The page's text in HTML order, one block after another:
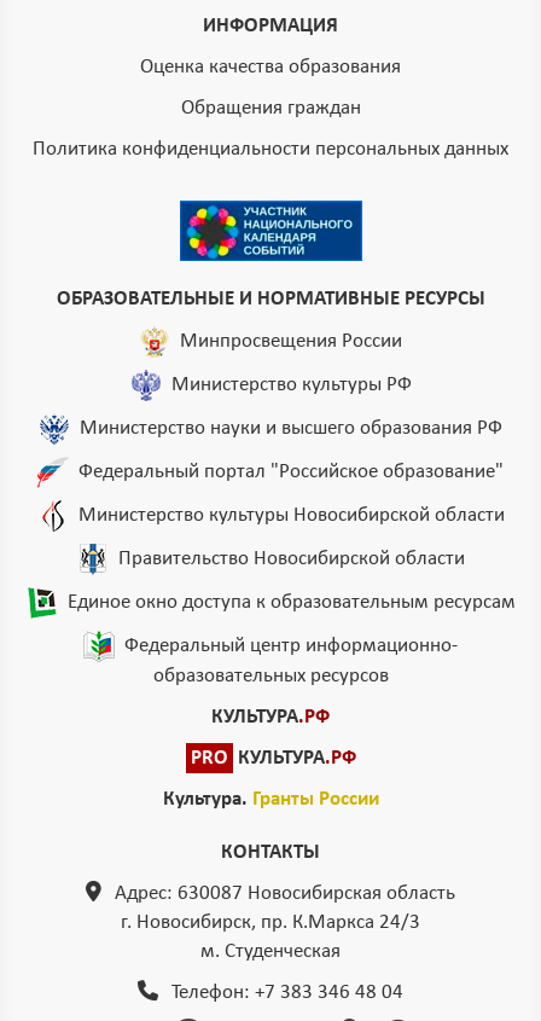
ИНФОРМАЦИЯ
Оценка качества образования
Обращения граждан
Политика конфиденциальности персональных данных
ОБРАЗОВАТЕЛЬНЫЕ И НОРМАТИВНЫЕ РЕСУРСЫ
Минпросвещения России
Министерство культуры РФ
Министерство науки и высшего образования РФ
Федеральный портал "Российское образование"
Министерство культуры Новосибирской области
Правительство Новосибирской области
Единое окно доступа к образовательным ресурсам
Федеральный центр информационно-
образовательных ресурсов
КУЛЬТУРА.РФ
PRO
КУЛЬТУРА.РФ
Культура. Гранты России
КОНТАКТЫ
Адрес: 630087 Новосибирская область
г. Новосибирск, пр. К.Маркса 24/3
м. Студенческая
Телефон: +7 383 346 48 04